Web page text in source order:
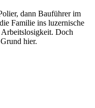
dann Bauführer im
Familie ins luzernische
Arbeitslosigkeit. Doch
hier.